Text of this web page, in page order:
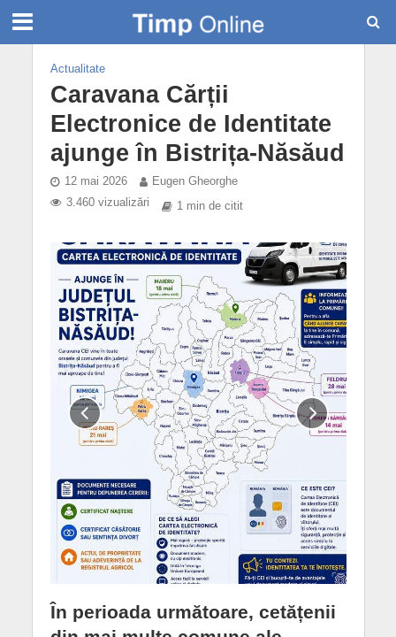
Actualitate
Caravana Cărții
Electronice de Identitate
ajunge în Bistrița-Năsăud
12 mai 2026
Eugen Gheorghe
3.460 vizualizări
1 min de citit
În perioada următoare, cetățenii